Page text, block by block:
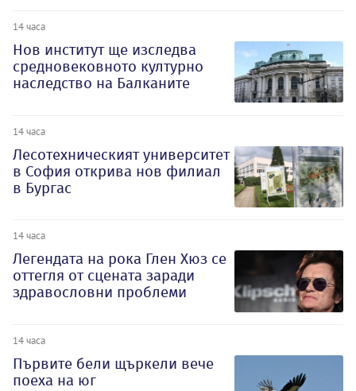
14 часа
Нов институт ще изследва
средновековното културно
наследство на Балканите
14 часа
Лесотехническият университет
в София открива нов филиал
в Бургас
14 часа
Легендата на рока Глен Хюз се
оттегля от сцената заради
здравословни проблеми
14 часа
Първите бели щъркели вече
поеха на юг